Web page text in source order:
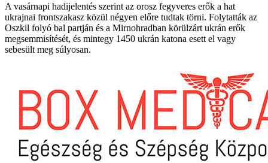
A vasárnapi hadijelentés szerint az orosz fegyveres erők a hat
ukrajnai frontszakasz közül négyen előre tudtak törni. Folytatták az
Oszkil folyó bal partján és a Mirnohradban körülzárt ukrán erők
megsemmisítését, és mintegy 1450 ukrán katona esett el vagy
sebesült meg súlyosan.